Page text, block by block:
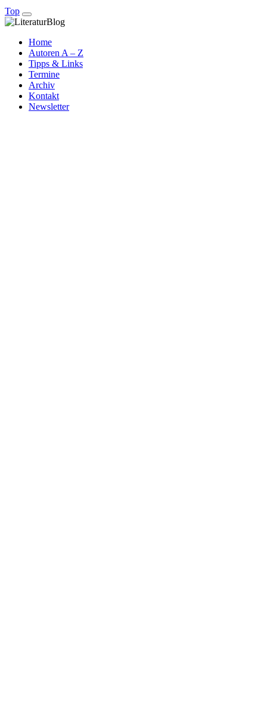
Top
Home
Autoren A – Z
Tipps & Links
Termine
Archiv
Kontakt
Newsletter